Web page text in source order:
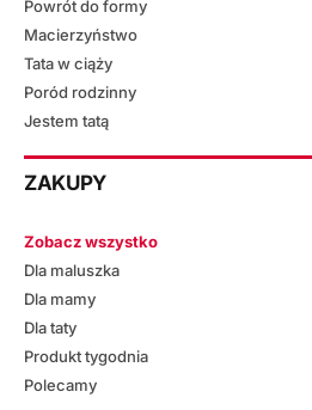
Powrót do formy
Macierzyństwo
Tata w ciąży
Poród rodzinny
Jestem tatą
ZAKUPY
Zobacz wszystko
Dla maluszka
Dla mamy
Dla taty
Produkt tygodnia
Polecamy